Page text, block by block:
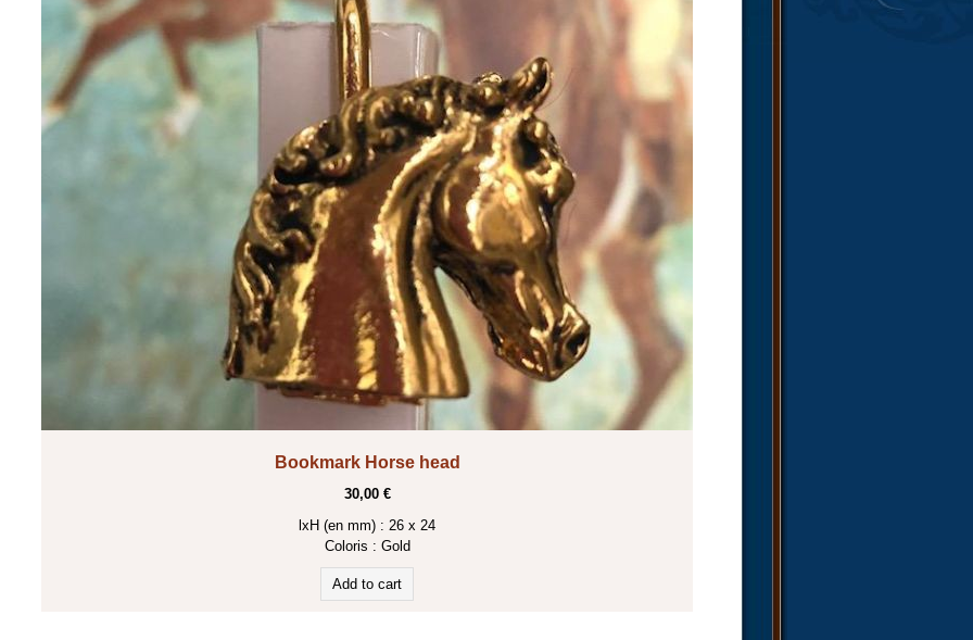
Bookmark Horse head
30,00 €
lxH (en mm) : 26 x 24
Coloris : Gold